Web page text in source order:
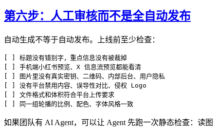
第六步：人工审核而不是全自动发布
自动生成不等于自动发布。上线前至少检查：
[ ] 标题没有错别字，重点信息没有被裁掉
[ ] 手机端小红书预览、X 信息流预览都能看清
[ ] 图片里没有真实密钥、二维码、内部后台、用户隐私
[ ] 没有平台禁用内容、误导性对比、侵权 Logo
[ ] 文件格式和体积符合平台上传要求
如果团队有 AI Agent，可以让 Agent 先跑一次静态检查：读图